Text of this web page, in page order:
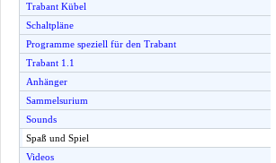
Trabant Kübel
Schaltpläne
Programme speziell für den Trabant
Trabant 1.1
Anhänger
Sammelsurium
Sounds
Spaß und Spiel
Videos